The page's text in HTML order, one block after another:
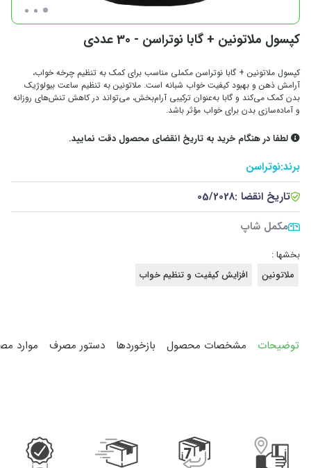
کپسول ملاتونین + گابا نوتراسن - 30 عددی
کپسول ملاتونین + گابا نوتراسن مکملی مناسب برای کمک به تنظیم چرخه خواب،
آرامش ذهن و بهبود کیفیت خواب شبانه است. ملاتونین به تنظیم ساعت بیولوژیک
بدن کمک می‌کند و گابا به‌عنوان ترکیبی آرام‌بخش، می‌تواند در کاهش تنش‌های روزانه
و آماده‌سازی بدن برای خواب مؤثر باشد.
لطفا در هنگام خرید به تاریخ انقضای محصول دقت نمایید.
برند:نوتراسن
تاریخ انقضا :05/2028
مکمل شاپ
بخشها :
ملاتونین
افزایش کیفیت و تنظیم خواب
توضیحات مشخصات محصول بازخوردها دستور مصرف موارد